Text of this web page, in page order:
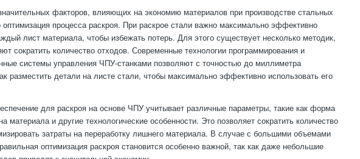
факторов, влияющих на экономию материалов при производстве стальных
процесса раскроя. При раскрое стали важно максимально эффективно
лист материала, чтобы избежать потерь. Для этого существует несколько методик,
сократить количество отходов. Современные технологии программирования и
системы управления ЧПУ-станками позволяют с точностью до миллиметра
разместить детали на листе стали, чтобы максимально эффективно использовать его
для раскроя на основе ЧПУ учитывает различные параметры, такие как форма
материала и другие технологические особенности. Это позволяет сократить количество
затраты на переработку лишнего материала. В случае с большими объемами
оптимизация раскроя становится особенно важной, так как даже небольшие